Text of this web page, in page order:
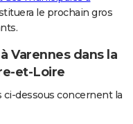
le prochain gros
Varennes dans la
et-Loire
dessous concernent la